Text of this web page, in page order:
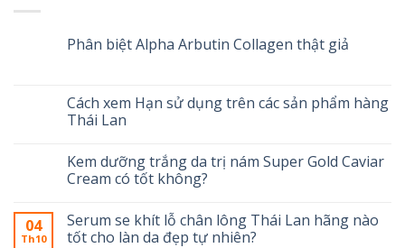
Phân biệt Alpha Arbutin Collagen thật giả
Cách xem Hạn sử dụng trên các sản phẩm hàng
Thái Lan
Kem dưỡng trắng da trị nám Super Gold Caviar
Cream có tốt không?
04
Th10
Serum se khít lỗ chân lông Thái Lan hãng nào
tốt cho làn da đẹp tự nhiên?